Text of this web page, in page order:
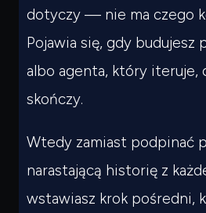
dotyczy — nie ma czego
Pojawia się, gdy budujesz
albo agenta, który iteruje,
skończy.
Wtedy zamiast podpinać
narastającą historię z
wstawiasz krok pośredni,